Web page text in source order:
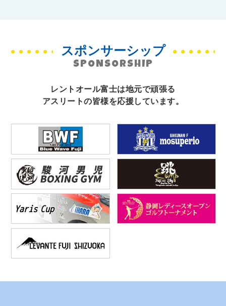
スポンサーシップ
SPONSORSHIP
レントオール富士は地元で頑張る
アスリートの皆様を応援しています。